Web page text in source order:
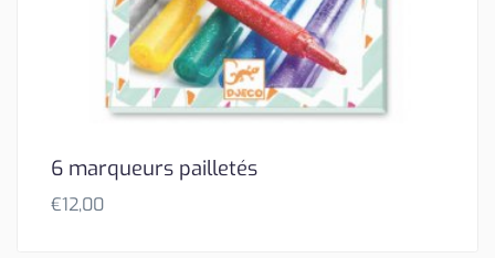
6 marqueurs pailletés
€12,00